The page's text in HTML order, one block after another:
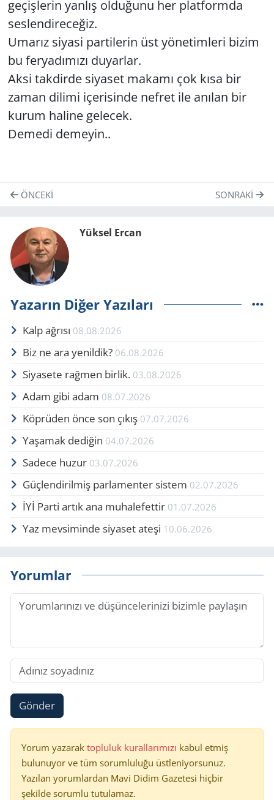
ge­çiş­le­rin yan­lış ol­du­ğu­nu her plat­form­da
ses­len­di­re­ce­ğiz.
Uma­rız si­ya­si par­ti­le­rin üst yö­ne­tim­le­ri bizim
bu fer­ya­dı­mı­zı du­yar­lar.
Aksi tak­dir­de si­ya­set ma­ka­mı çok kısa bir
zaman di­li­mi içe­ri­sin­de nef­ret ile anı­lan bir
kurum ha­li­ne ge­lecek.
De­me­di de­me­yin..
ÖNCEKI SONRAKI
Yüksel Ercan
Yazarın Diğer Yazıları
Kalp ağrısı 08.08.2026
Biz ne ara yenildik? 06.08.2026
Siyasete rağmen birlik. 03.08.2026
Adam gibi adam 08.07.2026
Köprüden önce son çıkış 07.07.2026
Yaşamak dediğin 04.07.2026
Sadece huzur 03.07.2026
Güçlendirilmiş parlamenter sistem 02.07.2026
İYİ Parti artık ana muhalefettir 01.07.2026
Yaz mevsiminde siyaset ateşi 10.06.2026
Yorumlar
Gönder
Yorum yazarak topluluk kurallarımızı kabul etmiş
bulunuyor ve tüm sorumluluğu üstleniyorsunuz.
Yazılan yorumlardan Mavi Didim Gazetesi hiçbir
şekilde sorumlu tutulamaz.